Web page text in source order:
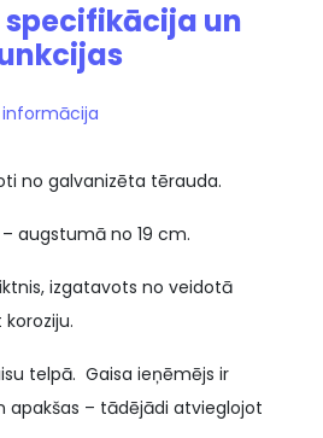
specifikācija un
informācija
no galvanizēta tērauda.
augstumā no 19 cm.
izgatavots no veidotā
telpā. Gaisa ieņēmējs ir
apakšas – tādējādi atvieglojot